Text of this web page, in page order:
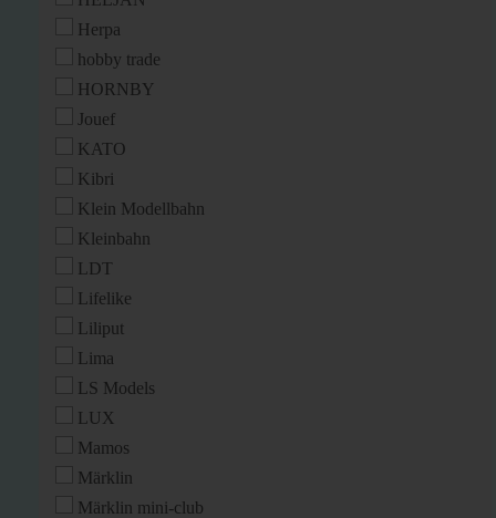
Herpa
hobby trade
HORNBY
Jouef
KATO
Kibri
Klein Modellbahn
Kleinbahn
LDT
Lifelike
Liliput
Lima
LS Models
LUX
Mamos
Märklin
Märklin mini-club